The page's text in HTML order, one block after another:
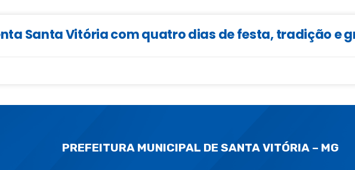
Santa Vitória com quatro dias de festa, tradição e
PREFEITURA MUNICIPAL DE SANTA VITÓRIA – MG